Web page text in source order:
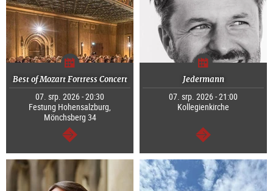
Best of Mozart Fortress Concert
07. srp. 2026 - 20:30
Festung Hohensalzburg,
Mönchsberg 34
continue
Jedermann
07. srp. 2026 - 21:00
Kollegienkirche
continue